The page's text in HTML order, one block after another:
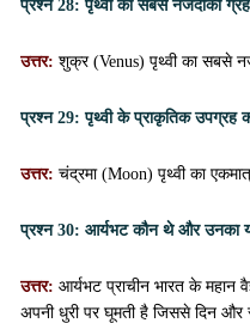
प्रश्न 28: पृथ्वी का सबसे नजदीकी
उत्तर: शुक्र (Venus) पृथ्वी का सबसे
प्रश्न 29: पृथ्वी के प्राकृतिक उपग्रह
उत्तर: चंद्रमा (Moon) पृथ्वी का
प्रश्न 30: आर्यभट कौन थे और उनका
उत्तर: आर्यभट प्राचीन भारत के महान
अपनी धुरी पर घूमती है जिससे दिन और